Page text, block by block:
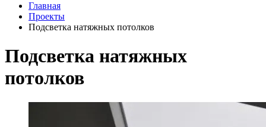
Главная
Проекты
Подсветка натяжных потолков
Подсветка натяжных
потолков